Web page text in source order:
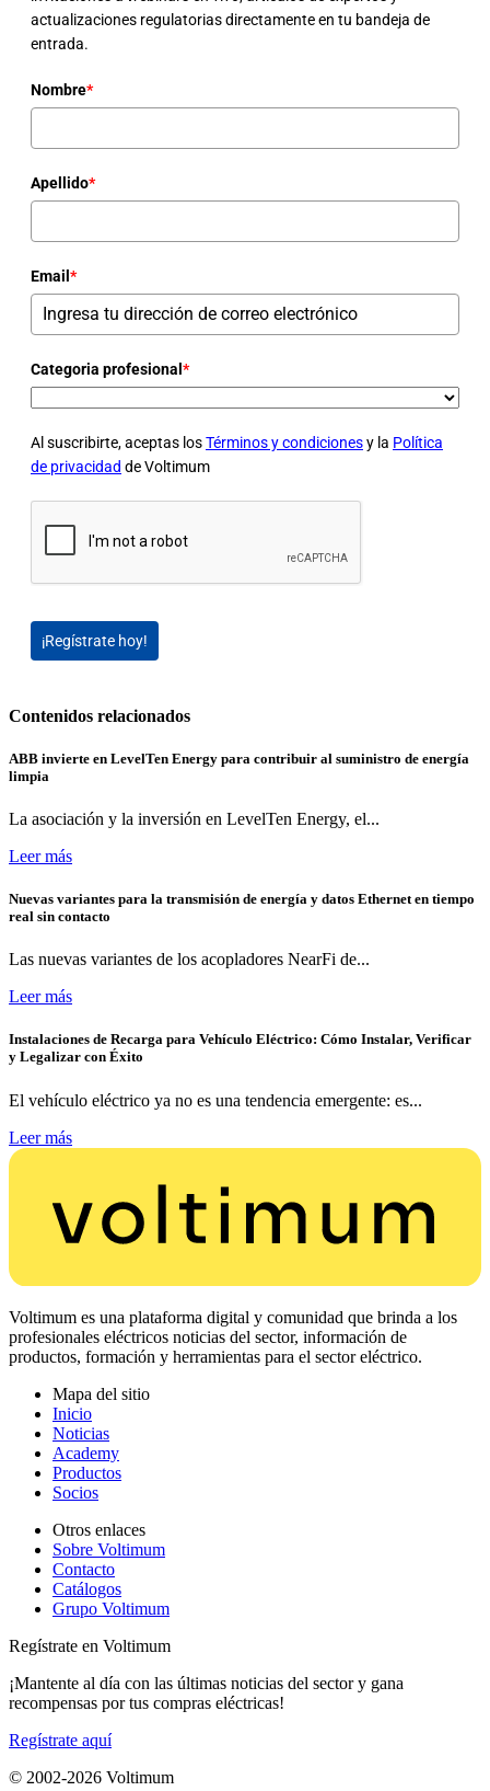
actualizaciones regulatorias directamente en tu bandeja de
entrada.
Nombre*
Apellido*
Email *
Categoria profesional *
Al suscribirte, aceptas losTérminos y condicionesy la Política
de privacidad de Voltimum
¡Regístrate hoy!
Contenidos relacionados
ABB invierte en LevelTen Energy para contribuir al suministro de energía
limpia
La asociación y la inversión en LevelTen Energy, el...
Leer más
Nuevas variantes para la transmisión de energía y datos Ethernet en tiempo
real sin contacto
Las nuevas variantes de los acopladores NearFi de...
Leer más
Instalaciones de Recarga para Vehículo Eléctrico: Cómo Instalar, Verificar
y Legalizar con Éxito
El vehículo eléctrico ya no es una tendencia emergente: es...
Leer más
Voltimum es una plataforma digital y comunidad que brinda a los
profesionales eléctricos noticias del sector, información de
productos, formación y herramientas para el sector eléctrico.
Mapa del sitio
Inicio
Noticias
Academy
Productos
Socios
Otros enlaces
Sobre Voltimum
Contacto
Catálogos
Grupo Voltimum
Regístrate en Voltimum
¡Mantente al día con las últimas noticias del sector y gana
recompensas por tus compras eléctricas!
Regístrate aquí
© 2002-2026 Voltimum